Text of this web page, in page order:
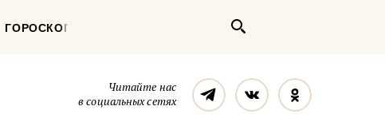
ГОРОСКОП
Читайте нас
в социальных сетях
ТелеграмВконтакте